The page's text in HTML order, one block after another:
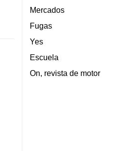
Mercados
Fugas
Yes
Escuela
On, revista de motor